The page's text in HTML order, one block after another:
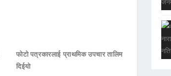
फोटो पत्रकारलाई प्राथमिक उपचार तालिम
दिईयो